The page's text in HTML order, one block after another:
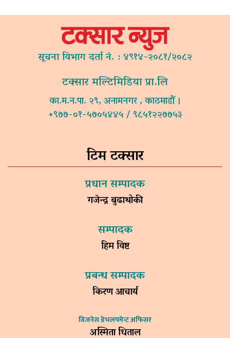
सूचना विभाग दर्ता नं. : ४९१४-२०८१/२०८२
टक्सार मल्टिमिडिया प्रा.लि
का.म.न.पा. २९, अनामनगर , काठमाडौं ।
+९७७-०१-५७०५४४५ / ९८५१२२७७५३
टिम टक्सार
प्रधान सम्पादक
गजेन्द्र बुढाथोकी
सम्पादक
हिम विष्ट
प्रबन्ध सम्पादक
किरण आचार्य
विजनेस डेभलपमेन्ट अफिसर
अस्मिता धिताल